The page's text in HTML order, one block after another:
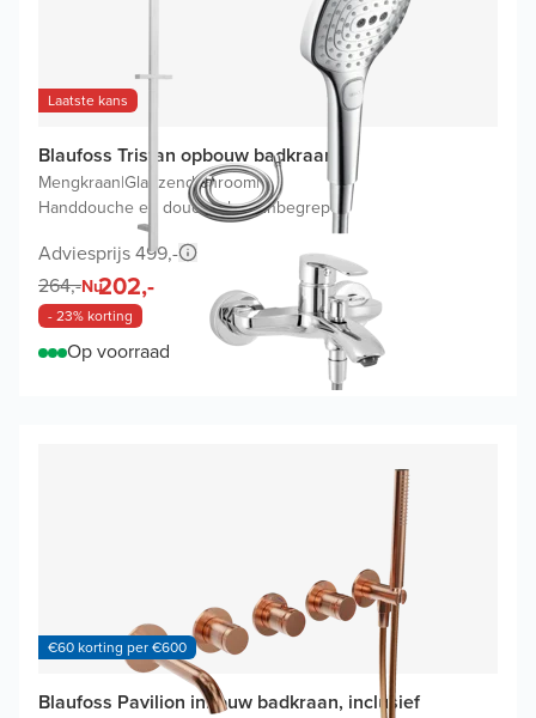
Laatste kans
Blaufoss Tristan opbouw badkraan
Mengkraan|Glanzend chroom|
Handdouche en doucheslang inbegrepen
Adviesprijs 499,-
264,-Nu202,-
- 23% korting
Op voorraad
€60 korting per €600
Blaufoss Pavilion inbouw badkraan, inclusief